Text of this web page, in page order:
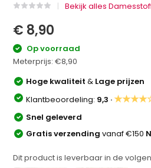
Bekijk alles
€ 8,90
Op voorraad
Meterprijs:€8,90
Hoge kwaliteit& Lage prijzen
Klantbeoordeling: 9,3 ·
Snel geleverd
Gratis verzendingvanaf €150
Dit product is leverbaar in de